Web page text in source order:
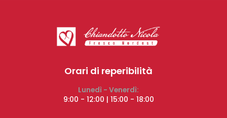
Orari di reperibilità
Lunedì - Venerdì:
9:00 - 12:00 | 15:00 - 18:00